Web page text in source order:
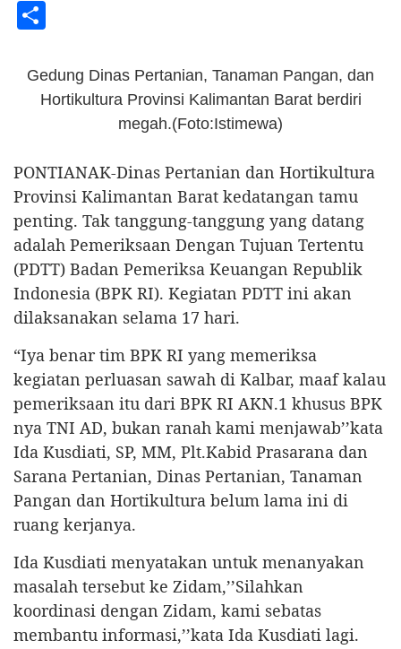
Gedung Dinas Pertanian, Tanaman Pangan, dan
Hortikultura Provinsi Kalimantan Barat berdiri
megah.(Foto:Istimewa)
PONTIANAK-Dinas Pertanian dan Hortikultura
Provinsi Kalimantan Barat kedatangan tamu
penting. Tak tanggung-tanggung yang datang
adalah Pemeriksaan Dengan Tujuan Tertentu
(PDTT) Badan Pemeriksa Keuangan Republik
Indonesia (BPK RI). Kegiatan PDTT ini akan
dilaksanakan selama 17 hari.
“Iya benar tim BPK RI yang memeriksa
kegiatan perluasan sawah di Kalbar, maaf kalau
pemeriksaan itu dari BPK RI AKN.1 khusus BPK
nya TNI AD, bukan ranah kami menjawab’’kata
Ida Kusdiati, SP, MM, Plt.Kabid Prasarana dan
Sarana Pertanian, Dinas Pertanian, Tanaman
Pangan dan Hortikultura belum lama ini di
ruang kerjanya.
Ida Kusdiati menyatakan untuk menanyakan
masalah tersebut ke Zidam,’’Silahkan
koordinasi dengan Zidam, kami sebatas
membantu informasi,’’kata Ida Kusdiati lagi.